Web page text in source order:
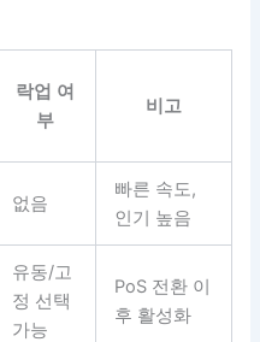
락업 여
부
비고
없음
빠른 속도,
인기 높음
유동/고
정 선택
가능
PoS 전환 이
후 활성화